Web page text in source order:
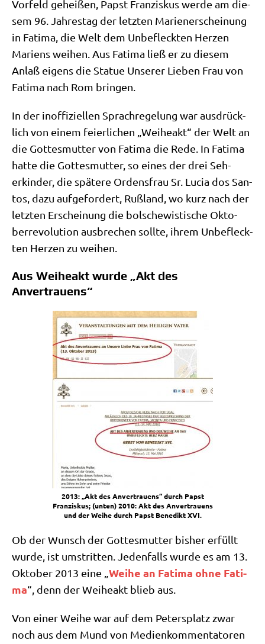
Vor­feld gehei­ßen, Papst Fran­zis­kus wer­de am die­
sem 96. Jah­res­tag der letz­ten Mari­en­er­schei­nung
in Fati­ma, die Welt dem Unbe­fleck­ten Her­zen
Mari­ens wei­hen. Aus Fati­ma ließ er zu die­sem
Anlaß eigens die Sta­tue Unse­rer Lie­ben Frau von
Fati­ma nach Rom bringen.
In der inof­fi­zi­el­len Sprach­re­ge­lung war aus­drück­
lich von einem fei­er­li­chen „Wei­he­akt“ der Welt an
die Got­tes­mut­ter von Fati­ma die Rede. In Fati­ma
hat­te die Got­tes­mut­ter, so eines der drei Seh­
erkin­der, die spä­te­re Ordens­frau Sr. Lucia dos San­
tos, dazu auf­ge­for­dert, Ruß­land, wo kurz nach der
letz­ten Erschei­nung die bol­sche­wi­sti­sche Okto­
ber­re­vo­lu­ti­on aus­bre­chen soll­te, ihrem Unbe­fleck­
ten Her­zen zu weihen.
Aus Weiheakt wurde „Akt des
Anvertrauens“
2013: „Akt des Anver­trau­ens“ durch Papst
Fran­zis­kus; (unten) 2010: Akt des Anver­trau­ens
und der Wei­he durch Papst Bene­dikt XVI.
Ob der Wunsch der Got­tes­mut­ter bis­her erfüllt
wur­de, ist umstrit­ten. Jeden­falls wur­de es am 13.
Okto­ber 2013 eine „ Wei­he an Fati­ma ohne Fati­
ma“, denn der Wei­he­akt blieb aus.
Von einer Wei­he war auf dem Peters­platz zwar
noch aus dem Mund von Medi­en­kom­men­ta­to­ren